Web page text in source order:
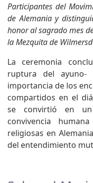
Participantes del
de Alemania y
honor al sagrado mes
la Mezquita de
La ceremonia
ruptura del
importancia de los
compartidos en el
se convirtió en
convivencia
religiosas en
del entendimiento